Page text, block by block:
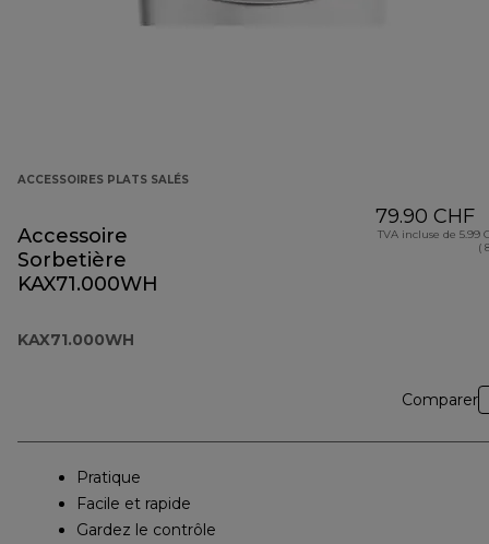
ACCESSOIRES PLATS SALÉS
Accessoire
Sorbetière
KAX71.000WH
KAX71.000WH
79.90 CHF
TVA incluse de 5.99
(
Comparer
Pratique
Facile et rapide
Gardez le contrôle